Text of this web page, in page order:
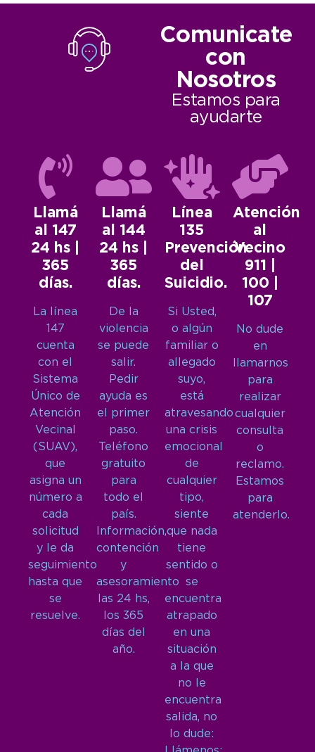
Comunicate
con
Nosotros
Estamos para
ayudarte
Llamá
al 147
24 hs |
365
días.
La línea
147
cuenta
con el
Sistema
Único de
Atención
Vecinal
(SUAV),
que
asigna un
número a
cada
solicitud
y le da
seguimiento
hasta que
se
resuelve.
Llamá
al 144
24 hs |
365
días.
De la
violencia
se puede
salir.
Pedir
ayuda es
el primer
paso.
Teléfono
gratuito
para
todo el
país.
Información,
contención
y
asesoramiento
las 24 hs,
los 365
días del
año.
Línea
135
Prevención
del
Suicidio.
Si Usted,
o algún
familiar o
allegado
suyo,
está
atravesando
una crisis
emocional
de
cualquier
tipo,
siente
que nada
tiene
sentido o
se
encuentra
atrapado
en una
situación
a la que
no le
encuentra
salida, no
lo dude:
Atención
al
Vecino
911 |
100 |
107
No dude
en
llamarnos
para
realizar
cualquier
consulta
o
reclamo.
Estamos
para
atenderlo.